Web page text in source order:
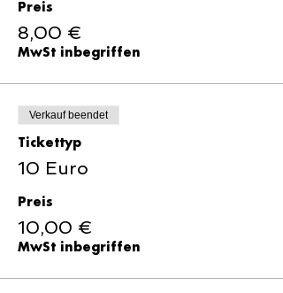
Preis
8,00 €
MwSt inbegriffen
Verkauf beendet
Tickettyp
10 Euro
Preis
10,00 €
MwSt inbegriffen